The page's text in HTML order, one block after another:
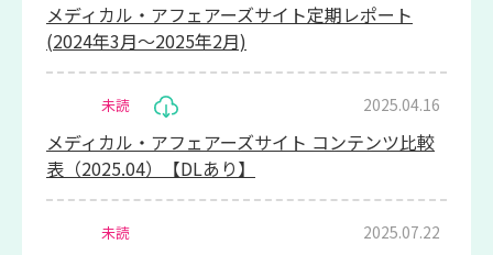
メディカル・アフェアーズサイト定期レポート
(2024年3月～2025年2月)
未読
メディカル・アフェアーズサイト コンテンツ比較
表（2025.04）【DLあり】
2025.04.16
未読 2025.07.22